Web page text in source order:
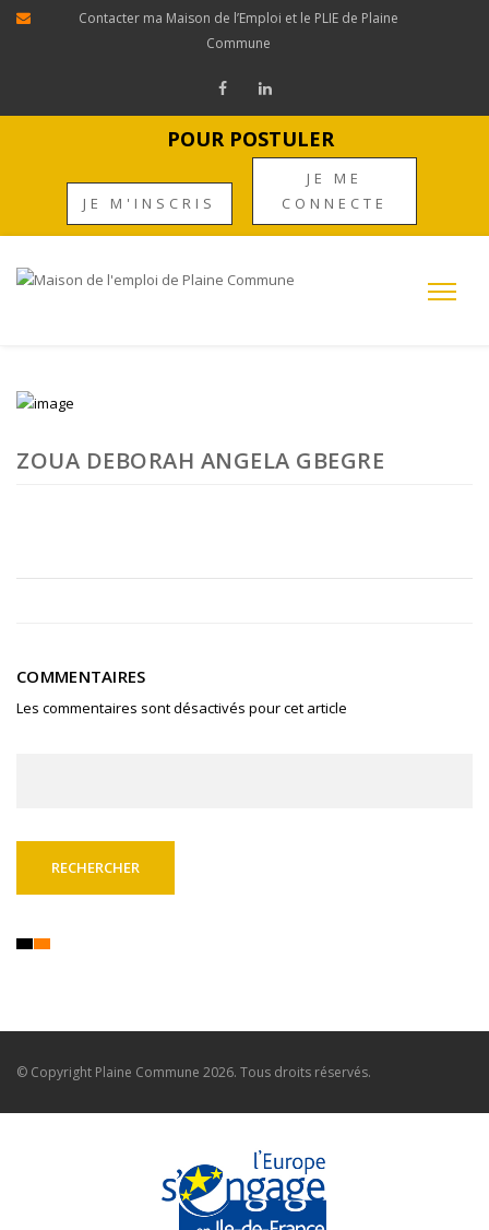
Contacter ma Maison de l’Emploi et le PLIE de Plaine
Commune
POUR POSTULER
JE M'INSCRIS
JE ME
CONNECTE
ZOUA DEBORAH ANGELA GBEGRE
COMMENTAIRES
Les commentaires sont désactivés pour cet article
© Copyright Plaine Commune 2026. Tous droits réservés.